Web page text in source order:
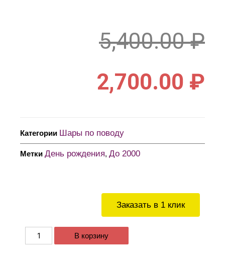
Заказать в 1 клик
В корзину
5,400.00₽
2,700.00 ₽
Категории Шары по поводу
Метки День рождения, До 2000